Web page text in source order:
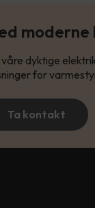
moderne
dyktige
for
Ta kontakt